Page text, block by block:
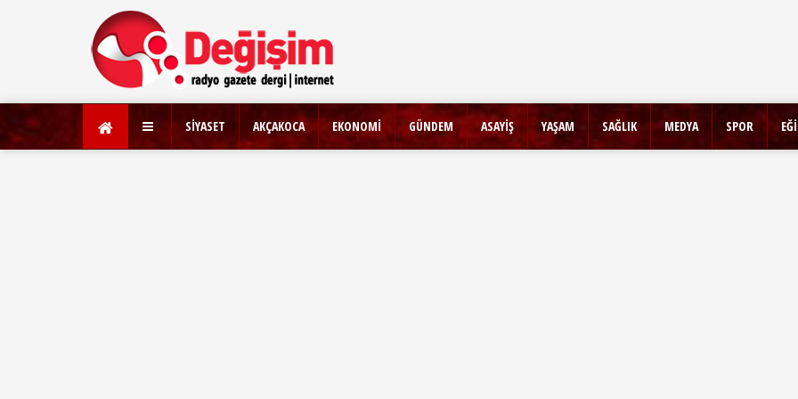
SİYASET AKÇAKOCA EKONOMİ GÜNDEM ASAYİŞ YAŞAM SAĞLIK MEDYA SPOR